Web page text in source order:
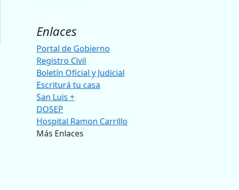
Enlaces
Portal de Gobierno
Registro Civil
Boletín Oficial y Judicial
Escriturá tu casa
San Luis +
DOSEP
Hospital Ramon Carrillo
Más Enlaces